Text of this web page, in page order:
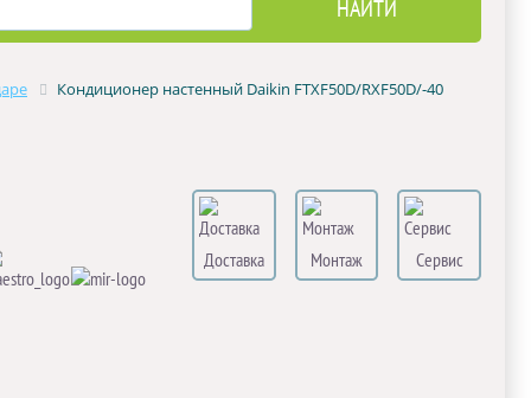
Кондиционер настенный Daikin FTXF50D/RXF50D/-40
Доставка Монтаж
Сервис